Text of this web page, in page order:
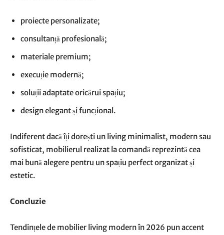
proiecte personalizate;
consultanță profesională;
materiale premium;
execuție modernă;
soluții adaptate oricărui spațiu;
design elegant și funcțional.
Indiferent dacă îți dorești un living minimalist, modern sau
sofisticat, mobilierul realizat la comandă reprezintă cea
mai bună alegere pentru un spațiu perfect organizat și
estetic.
Concluzie
Tendințele de mobilier living modern în 2026 pun accent